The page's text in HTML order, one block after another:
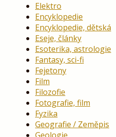
Elektro
Encyklopedie
Encyklopedie, dětská
Eseje, články
Esoterika, astrologie
Fantasy, sci-fi
Fejetony
Film
Filozofie
Fotografie, film
Fyzika
Geografie / Zeměpis